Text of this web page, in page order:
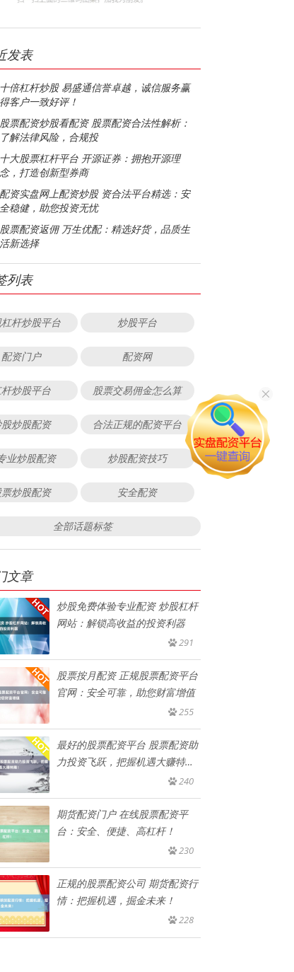
发表
十倍杠杆炒股 易盛通信誉卓越，诚信服务赢
得客户一致好评！
股票配资炒股看配资 股票配资合法性解析：
了解法律风险，合规投
十大股票杠杆平台 开源证券：拥抱开源理
念，打造创新型券商
配资实盘网上配资炒股 资合法平台精选：安
全稳健，助您投资无忧
股票配资返佣 万生优配：精选好货，品质生
活新选择
列表
杠杆炒股平台 炒股平台
配资门户 配资网
炒股平台 股票交易佣金怎么算
炒股配资 合法正规的配资平台
业炒股配资 炒股配资技巧
票炒股配资 安全配资
全部话题标签
文章
炒股免费体验专业配资 炒股杠杆
网站：解锁高收益的投资利器
291
股票按月配资 正规股票配资平台
官网：安全可靠，助您财富增值
255
最好的股票配资平台 股票配资助
力投资飞跃，把握机遇大赚特
240
期货配资门户 在线股票配资平
台：安全、便捷、高杠杆！
230
正规的股票配资公司 期货配资行
情：把握机遇，掘金未来！
228